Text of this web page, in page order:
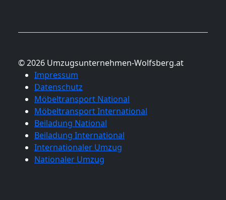
© 2026 Umzugsunternehmen-Wolfsberg.at
Impressum
Datenschutz
Möbeltransport National
Möbeltransport International
Beiladung National
Beiladung International
Internationaler Umzug
Nationaler Umzug